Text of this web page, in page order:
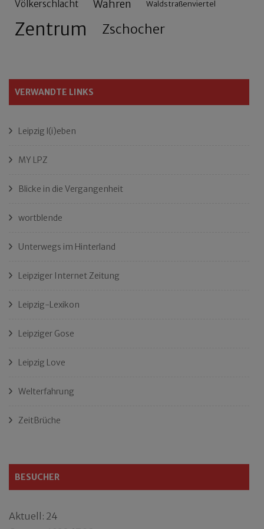
Völkerschlacht Wahren Waldstraßenviertel
Zentrum Zschocher
VERWANDTE LINKS
Leipzig l(i)eben
MY LPZ
Blicke in die Vergangenheit
wortblende
Unterwegs im Hinterland
Leipziger Internet Zeitung
Leipzig-Lexikon
Leipziger Gose
Leipzig Love
Welterfahrung
ZeitBrüche
BESUCHER
Aktuell: 24